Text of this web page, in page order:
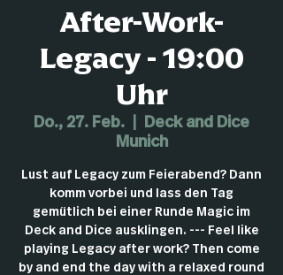
After-Work-
Legacy - 19:00
Uhr
Do., 27. Feb.
Deck and Dice
Munich
Lust auf Legacy zum Feierabend? Dann
komm vorbei und lass den Tag
gemütlich bei einer Runde Magic im
Deck and Dice ausklingen. --- Feel like
playing Legacy after work? Then come
by and end the day with a relaxed round